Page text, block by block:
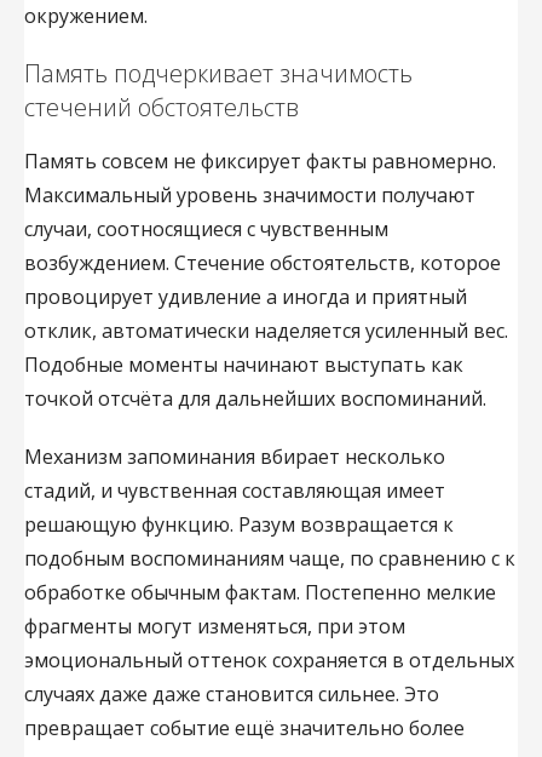
окружением.
Память подчеркивает значимость
стечений обстоятельств
Память совсем не фиксирует факты равномерно.
Максимальный уровень значимости получают
случаи, соотносящиеся с чувственным
возбуждением. Стечение обстоятельств, которое
провоцирует удивление а иногда и приятный
отклик, автоматически наделяется усиленный вес.
Подобные моменты начинают выступать как
точкой отсчёта для дальнейших воспоминаний.
Механизм запоминания вбирает несколько
стадий, и чувственная составляющая имеет
решающую функцию. Разум возвращается к
подобным воспоминаниям чаще, по сравнению с к
обработке обычным фактам. Постепенно мелкие
фрагменты могут изменяться, при этом
эмоциональный оттенок сохраняется в отдельных
случаях даже даже становится сильнее. Это
превращает событие ещё значительно более